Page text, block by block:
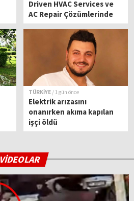
Driven HVAC Services ve
AC Repair Çözümlerinde
Güvenilir Teknik Hizmet
TÜRKİYE / 1 gün önce
Elektrik arızasını
onanırken akıma kapılan
işçi öldü
VİDEOLAR